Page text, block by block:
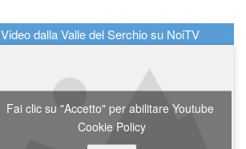
Video dalla Valle del Serchio su NoiTV
Fai clic su "Accetto" per abilitare Youtube
Cookie Policy